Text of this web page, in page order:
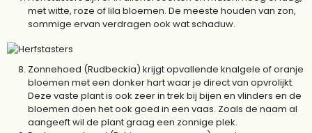
met witte, roze of lila bloemen. De meeste houden van zon,
sommige ervan verdragen ook wat schaduw.
Zonnehoed (Rudbeckia) krijgt opvallende knalgele of oranje
bloemen met een donker hart waar je direct van opvrolijkt.
Deze vaste plant is ook zeer in trek bij bijen en vlinders en de
bloemen doen het ook goed in een vaas. Zoals de naam al
aangeeft wil de plant graag een zonnige plek.